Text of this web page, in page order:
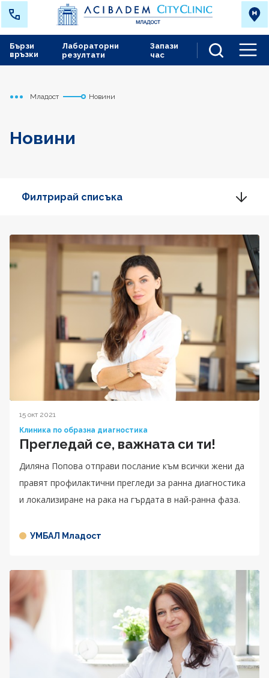
Лабораторни
резултати
Запази
час
Бързи
връзки
Начало
Младост Новини
Новини
Филтрирай списъка
15 окт 2021
Клиника по образна диагностика
Прегледай се, важната си ти!
Диляна Попова отправи послание към всички жени да
правят профилактични прегледи за ранна диагностика
и локализиране на рака на гърдата в най-ранна фаза.
УМБАЛ Младост